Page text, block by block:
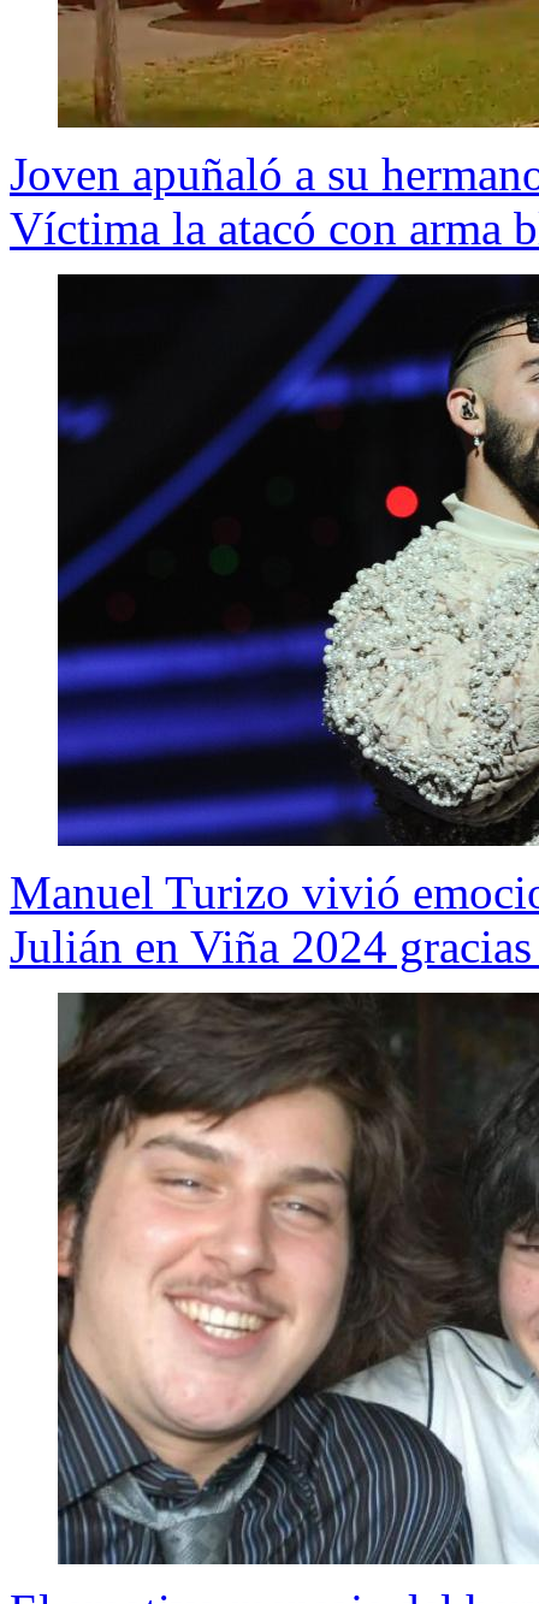
Joven apuñaló a su
Víctima la atacó con arma
Manuel Turizo vivió
Julián en Viña 2024